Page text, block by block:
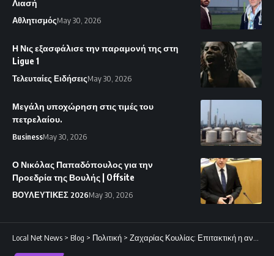
Λιασή
ΑθλητισμόςMay 30, 2026
Η Νις εξασφάλισε την παραμονή της στη
Ligue 1
Τελευταίες ΕιδήσειςMay 30, 2026
Μεγάλη υποχώρηση στις τιμές του
πετρελαίου.
BusinessMay 30, 2026
Ο Νικόλας Παπαδόπουλος για την
Προεδρία της Βουλής | Offsite
ΒΟΥΛΕΥΤΙΚΕΣ 2026May 30, 2026
Local Net News > Blog > Πολιτική > Ζαχαρίας Κουλίας: Επιτακτική η ανάγκη για θέσπιση ορίου στις πολυετείς θητείες.